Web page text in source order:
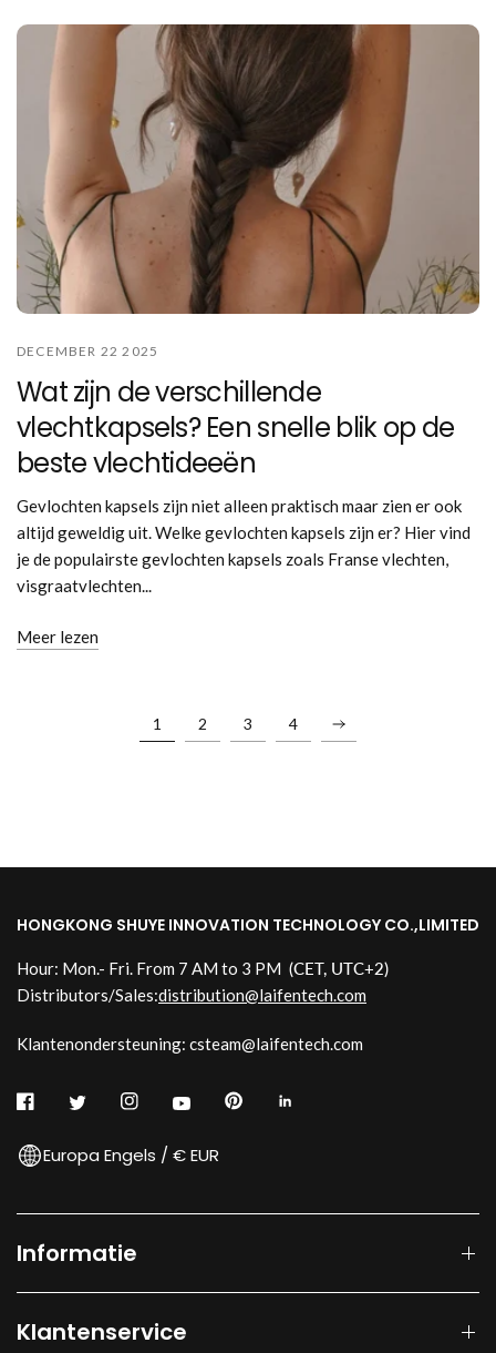
DECEMBER 22 2025
Wat zijn de verschillende
vlechtkapsels? Een snelle blik op de
beste vlechtideeën
Gevlochten kapsels zijn niet alleen praktisch maar zien er ook
altijd geweldig uit. Welke gevlochten kapsels zijn er? Hier vind
je de populairste gevlochten kapsels zoals Franse vlechten,
visgraatvlechten...
Meer lezen
1 2 3 4
HONGKONG SHUYE INNOVATION TECHNOLOGY CO.,LIMITED
Hour: Mon.- Fri. From 7 AM to 3 PM (CET, UTC+2)
Distributors/Sales:distribution@laifentech.com
Klantenondersteuning: csteam@laifentech.com
Europa Engels / € EUR
Informatie
Klantenservice